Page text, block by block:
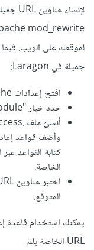
جميلة في Laragon:
افتح إعدادات Apache في لوحة تحكم Laragon.
حدد خيار "Rewrite_module" لتمكين mod_rewrite.
وأضف قواعد إعادة
كتابة القواعد
الخاصة.
المتوقع.
URL الخاصة بك.